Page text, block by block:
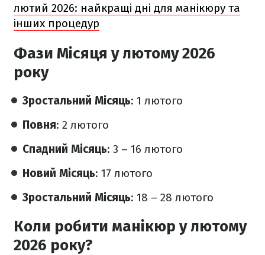
лютий 2026: найкращі дні для манікюру та
інших процедур
Фази Місяця у лютому 2026
року
Зростальний Місяць: 1 лютого
Повня: 2 лютого
Спадний Місяць: 3 – 16 лютого
Новий Місяць: 17 лютого
Зростальний Місяць: 18 – 28 лютого
Коли робити манікюр у лютому
2026 року?